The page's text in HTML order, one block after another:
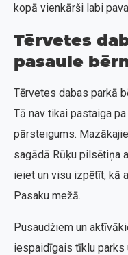
kopā vienkārši labi
Tērvetes
pasaule
Tērvetes dabas parkā
Tā nav tikai pastaiga
pārsteigums.
sagādā Rūķu pilsētiņa
ieiet un visu izpētīt, kā
Pasaku mežā.
Pusaudžiem un
iespaidīgais tīklu parks